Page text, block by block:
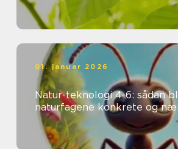
01. januar 2026
Natur-teknologi 4-6: sådan
naturfagene konkrete og